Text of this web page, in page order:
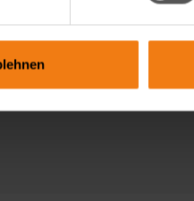
Mo.-Fr. 09:00-12:00
mehr stehen Ihnen gerne